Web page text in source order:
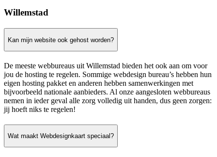
Willemstad
Kan mijn website ook gehost worden?
De meeste webbureaus uit Willemstad bieden het ook aan om voor
jou de hosting te regelen. Sommige webdesign bureau’s hebben hun
eigen hosting pakket en anderen hebben samenwerkingen met
bijvoorbeeld nationale aanbieders. Al onze aangesloten webbureaus
nemen in ieder geval alle zorg volledig uit handen, dus geen zorgen:
jij hoeft niks te regelen!
Wat maakt Webdesignkaart speciaal?